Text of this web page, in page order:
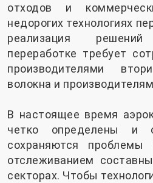
отходов и
недорогих технологиях
реализация
переработке требует
производителями
волокна и
В настоящее время
четко определены и
сохраняются
отслеживанием
секторах. Чтобы